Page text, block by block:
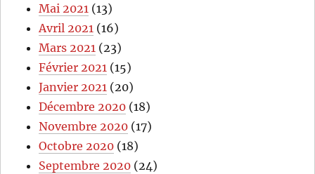
Mai 2021 (13)
Avril 2021 (16)
Mars 2021 (23)
Février 2021 (15)
Janvier 2021 (20)
Décembre 2020 (18)
Novembre 2020 (17)
Octobre 2020 (18)
Septembre 2020 (24)